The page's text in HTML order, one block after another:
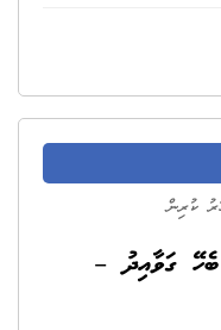
ގަވާއިދު –